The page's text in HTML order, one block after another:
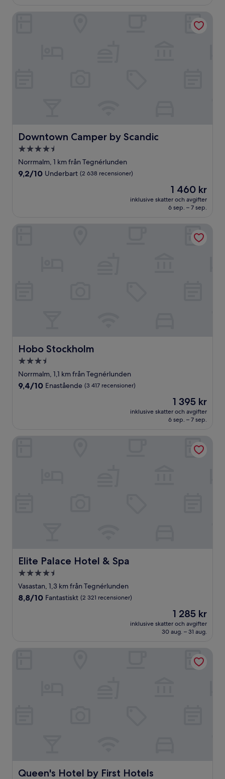
Downtown Camper by Scandic
Downtown Camper by Scandic
4.5-
stjärnigt
boende
Norrmalm, 1 km från Tegnérlunden
9.2
9,2/10 Underbart (2 638 recensioner)
Priset
är
1 460 kr
1 460 kr
inklusive skatter och avgifter
6 sep. – 7 sep.
Hobo Stockholm
Hobo Stockholm
3.5-
stjärnigt
boende
Norrmalm, 1,1 km från Tegnérlunden
9.4
9,4/10 Enastående (3 417 recensioner)
Priset
är
1 395 kr
1 395 kr
inklusive skatter och avgifter
6 sep. – 7 sep.
Elite Palace Hotel & Spa
Elite Palace Hotel & Spa
4.5-
stjärnigt
boende
Vasastan, 1,3 km från Tegnérlunden
8.8
8,8/10 Fantastiskt (2 321 recensioner)
Priset
är
1 285 kr
1 285 kr
inklusive skatter och avgifter
30 aug. – 31 aug.
Queen's Hotel by First Hotels
Queen's Hotel by First Hotels